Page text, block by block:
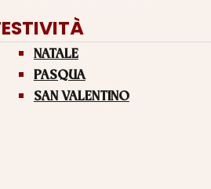
NATALE
PASQUA
SAN VALENTINO